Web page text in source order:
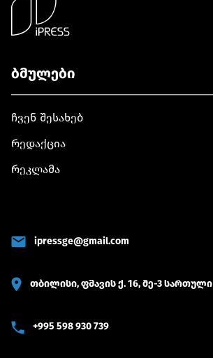
ბმულები
ჩვენ შესახებ
რედაქცია
რეკლამა
ipressge@gmail.com
თბილისი, ფშავის ქ. 16, მე-3 სართული
+995 598 930 739